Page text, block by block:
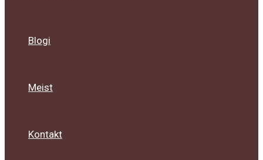
Blogi
Meist
Kontakt